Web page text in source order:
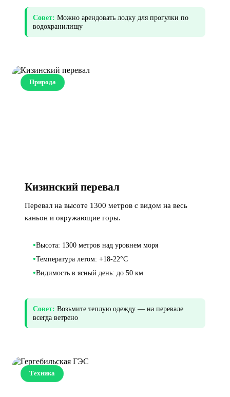
Совет: Можно арендовать лодку для прогулки по
водохранилищу
Природа
Кизинский перевал
Перевал на высоте 1300 метров с видом на весь
каньон и окружающие горы.
•Высота: 1300 метров над уровнем моря
•Температура летом: +18-22°C
•Видимость в ясный день: до 50 км
Совет: Возьмите теплую одежду — на перевале
всегда ветрено
Техника